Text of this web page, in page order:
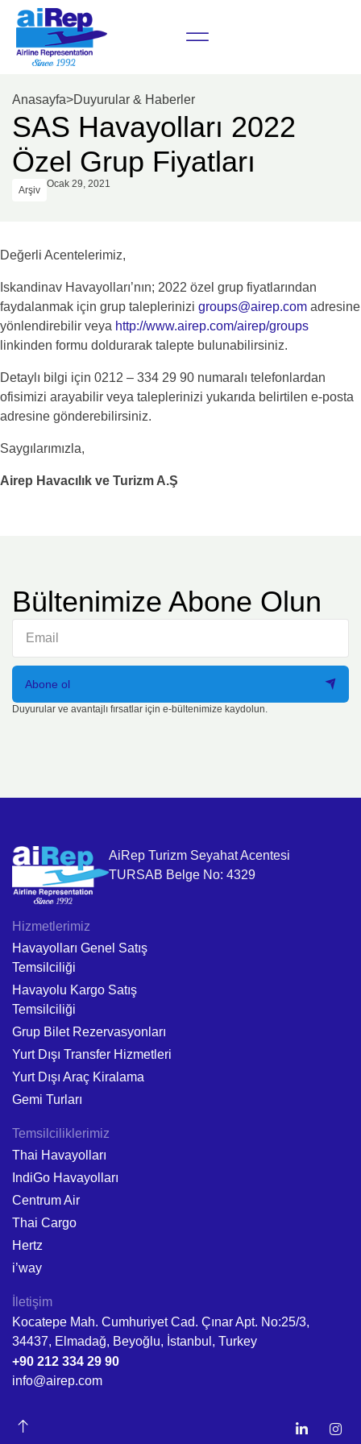
Anasayfa>Duyurular & Haberler
SAS Havayolları 2022
Özel Grup Fiyatları
Arşiv
Ocak 29, 2021
Değerli Acentelerimiz,
Iskandinav Havayolları’nın; 2022 özel grup fiyatlarından
faydalanmak için grup taleplerinizi groups@airep.com adresine
yönlendirebilir veya http://www.airep.com/airep/groups
linkinden formu doldurarak talepte bulunabilirsiniz.
Detaylı bilgi için 0212 – 334 29 90 numaralı telefonlardan
ofisimizi arayabilir veya taleplerinizi yukarıda belirtilen e-posta
adresine gönderebilirsiniz.
Saygılarımızla,
Airep Havacılık ve Turizm A.Ş
Bültenimize Abone Olun
Abone ol
Duyurular ve avantajlı fırsatlar için e-bültenimize kaydolun.
AiRep Turizm Seyahat Acentesi
TURSAB Belge No: 4329
Hizmetlerimiz
Havayolları Genel Satış
Temsilciliği
Havayolu Kargo Satış
Temsilciliği
Grup Bilet Rezervasyonları
Yurt Dışı Transfer Hizmetleri
Yurt Dışı Araç Kiralama
Gemi Turları
Temsilciliklerimiz
Thai Havayolları
IndiGo Havayolları
Centrum Air
Thai Cargo
Hertz
i’way
İletişim
Kocatepe Mah. Cumhuriyet Cad. Çınar Apt. No:25/3,
34437, Elmadağ, Beyoğlu, İstanbul, Turkey
+90 212 334 29 90
info@airep.com